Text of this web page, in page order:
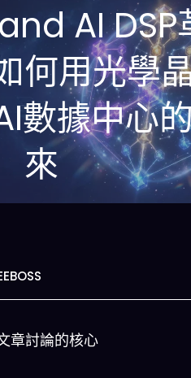
AI DSP
何用光學
數據中心
來
章討論的核心